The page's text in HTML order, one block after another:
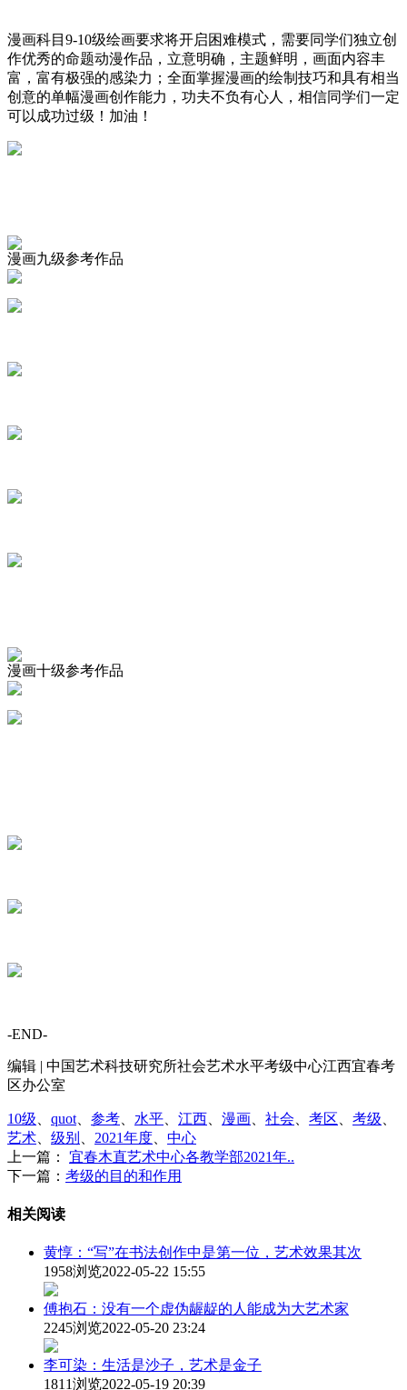
漫画科目9-10级绘画要求将开启困难模式，需要同学们独立创
作优秀的命题动漫作品，立意明确，主题鲜明，画面内容丰
富，富有极强的感染力；全面掌握漫画的绘制技巧和具有相当
创意的单幅漫画创作能力，功夫不负有心人，相信同学们一定
可以成功过级！加油！
漫画九级参考作品
漫画十级参考作品
-END-
编辑 | 中国艺术科技研究所社会艺术水平考级中心江西宜春考
区办公室
10级 quot 参考 水平 江西 漫画 社会 考区 考级
艺术
级别 2021年度
中心
上一篇：
宜春木直艺术中心各教学部2021年..
下一篇： 考级的目的和作用
相关阅读
黄惇：“写”在书法创作中是第一位，艺术效果其次
1958浏览2022-05-22 15:55
傅抱石：没有一个虚伪龌龊的人能成为大艺术家
2245浏览2022-05-20 23:24
李可染：生活是沙子，艺术是金子
1811浏览2022-05-19 20:39